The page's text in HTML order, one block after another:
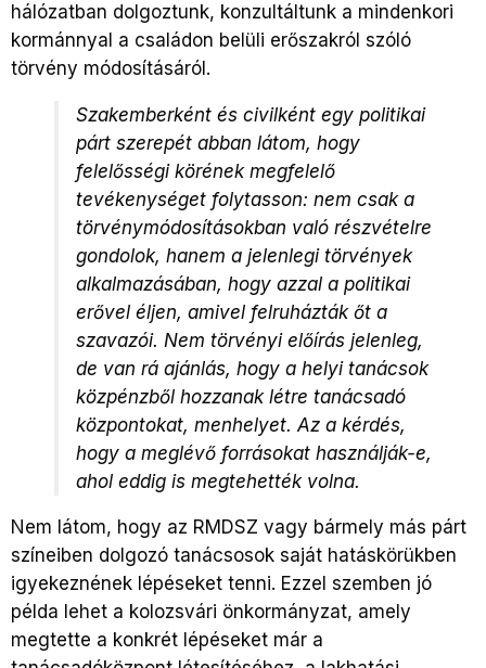
hálózatban dolgoztunk, konzultáltunk a mindenkori
kormánnyal a családon belüli erőszakról szóló
törvény módosításáról.
Szakemberként és civilként egy politikai
párt szerepét abban látom, hogy
felelősségi körének megfelelő
tevékenységet folytasson: nem csak a
törvénymódosításokban való részvételre
gondolok, hanem a jelenlegi törvények
alkalmazásában, hogy azzal a politikai
erővel éljen, amivel felruházták őt a
szavazói. Nem törvényi előírás jelenleg,
de van rá ajánlás, hogy a helyi tanácsok
közpénzből hozzanak létre tanácsadó
központokat, menhelyet. Az a kérdés,
hogy a meglévő forrásokat használják-e,
ahol eddig is megtehették volna.
Nem látom, hogy az RMDSZ vagy bármely más párt
színeiben dolgozó tanácsosok saját hatáskörükben
igyekeznének lépéseket tenni. Ezzel szemben jó
példa lehet a kolozsvári önkormányzat, amely
megtette a konkrét lépéseket már a